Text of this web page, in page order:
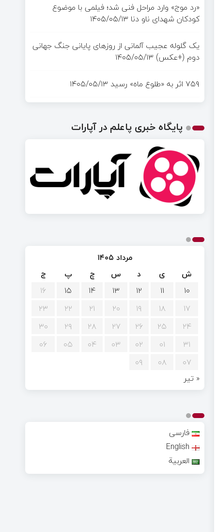
«رد موج» وارد مراحل فنی شد؛ فیلمی با موضوع
کودکان شهدای ناو دنا ۱۴۰۵/۰۵/۱۳
یک گلوله عجیب آلمانی از روزهای پایانی جنگ جهانی
دوم (+عکس) ۱۴۰۵/۰۵/۱۳
۷۵۹ اثر به «طلوع ماه» رسید
۱۴۰۵/۰۵/۱۳
پایگاه خبری پاعلم در آپارات
مرداد ۱۴۰۵
ش
ی د س چ پ
ج
۱۰
۱۱ ۱۲ ۱۳ ۱۴ ۱۵
۱۶
۱۷
۱۸ ۱۹ ۲۰ ۲۱ ۲۲
۲۳
۲۴
۲۵ ۲۶ ۲۷ ۲۸ ۲۹
۳۰
۳۱
۰۱ ۰۲ ۰۳ ۰۴ ۰۵
۰۶
۰۷
۰۸
۰۹
« تیر
فارسی
English
العربية